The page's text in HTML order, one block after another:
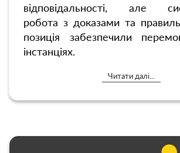
відповідальності, але
робота з доказами та
позиція забезпечили
інстанціях.
Читати далі...